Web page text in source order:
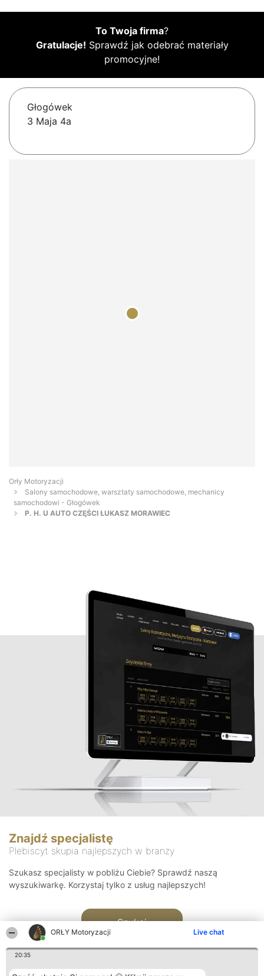
ORŁY Motoryzacji Live chat
20:35
To Twoja firma?
Gratulacje! Sprawdź jak odebrać materiały
promocyjne!
Głogówek
3 Maja 4a
Orły Motoryzacji
Salony samochodowe, warsztaty samochodowe, mechanicy
samochodowi - Głogówek
P. H. U AUTO CZĘŚCI ŁUKASZ MORAWIEC
Znajdź specjalistę
Plebiscyt skupia najlepszych w branży
Szukasz specjalisty w pobliżu Ciebie? Sprawdź naszą
wyszukiwarkę. Korzystaj tylko z usług najlepszych!
Szukaj